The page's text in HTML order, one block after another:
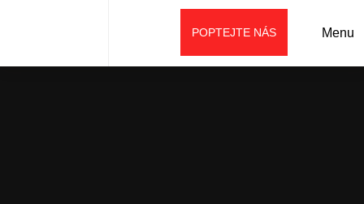
Menu
POPTEJTE NÁS